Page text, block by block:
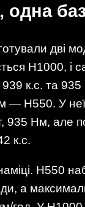
одна
дві
H1000, і
к.с. та
— H550. У
935 Нм, але
к.с.
H550
а